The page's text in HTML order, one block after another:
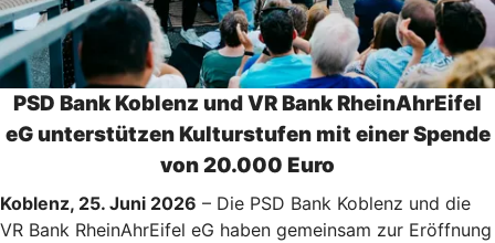
PSD Bank Koblenz und VR Bank RheinAhrEifel
eG unterstützen Kulturstufen mit einer Spende
von 20.000 Euro
Koblenz, 25. Juni 2026 – Die PSD Bank Koblenz und die
VR Bank RheinAhrEifel eG haben gemeinsam zur Eröffnung